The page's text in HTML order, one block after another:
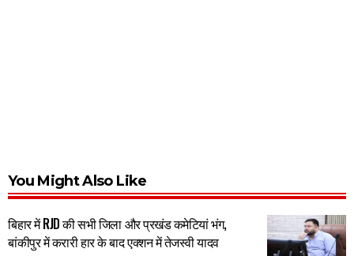
You Might Also Like
बिहार में RJD की सभी जिला और प्रखंड कमेटियां भंग,
बांकीपुर में करारी हार के बाद एक्शन में तेजस्वी यादव